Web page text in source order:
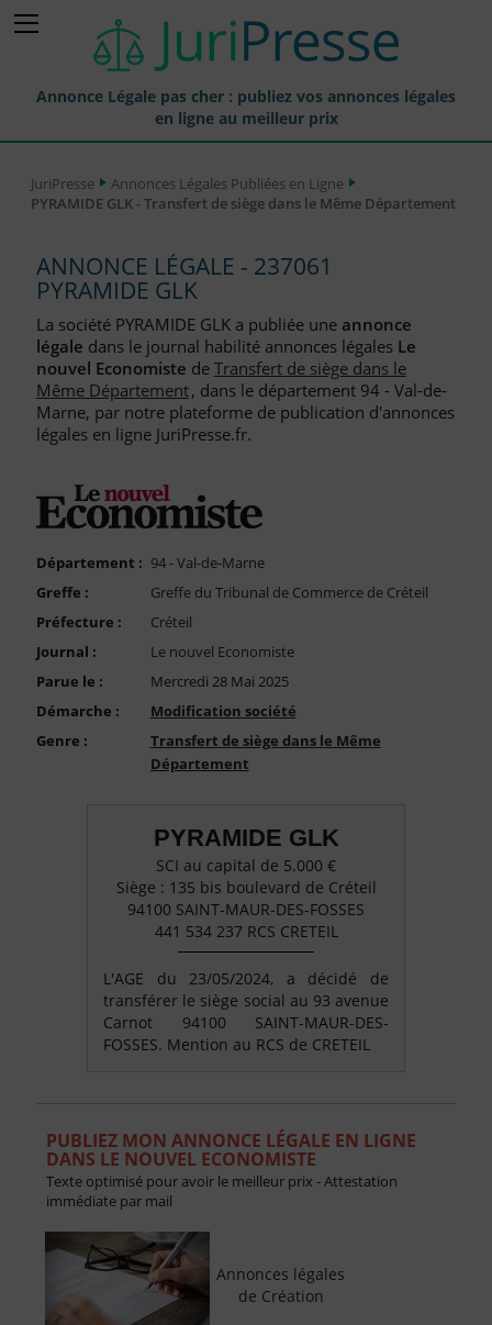
Annonce Légale pas cher : publiez vos annonces légales
en ligne au meilleur prix
Annonces Légales Publiées
Journaux Habilités (JAL) Annonces Légales
Départements pour la Publication d'Annonces Légales
Liste des Greffes
Liste des CCI
FAQ
Compte PRO
JuriPresse
Annonces Légales Publiées en Ligne
PYRAMIDE GLK - Transfert de siège dans le Même Département
ANNONCE LÉGALE - 237061
PYRAMIDE GLK
La société PYRAMIDE GLK a publiée une annonce
légale dans le journal habilité annonces légales Le
nouvel Economiste deTransfert de siège dans le
Même Département, dans le département 94 - Val-de-
Marne, par notre plateforme de publication d'annonces
légales en ligne JuriPresse.fr.
Département : 94 - Val-de-Marne
Greffe :
Greffe du Tribunal de Commerce de Créteil
Préfecture :
Créteil
Journal :
Le nouvel Economiste
Parue le :
Mercredi 28 Mai 2025
Démarche :
Modification société
Genre :
Transfert de siège dans le Même
Département
PYRAMIDE GLK
SCI au capital de 5.000 €
Siège : 135 bis boulevard de Créteil
94100 SAINT-MAUR-DES-FOSSES
441 534 237 RCS CRETEIL
L'AGE du 23/05/2024, a décidé de
transférer le siège social au 93 avenue
Carnot 94100 SAINT-MAUR-DES-
FOSSES. Mention au RCS de CRETEIL
PUBLIEZ MON ANNONCE LÉGALE EN LIGNE
DANS LE NOUVEL ECONOMISTE
Texte optimisé pour avoir le meilleur prix - Attestation
immédiate par mail
Annonces légales
de Création